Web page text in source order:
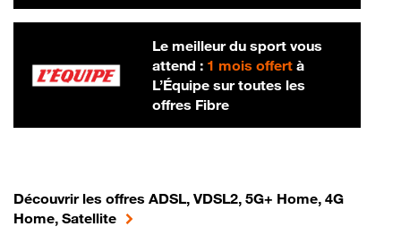
Le meilleur du sport vous
attend : 1 mois offertà
L’Équipe sur toutes les
offres Fibre
Découvrir les offres ADSL, VDSL2, 5G+ Home, 4G
Home, Satellite